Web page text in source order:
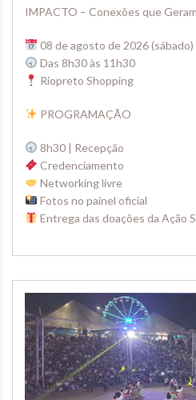
IMPACTO – Conexões que
08 de agosto de 2026 (sábado)
Das 8h30 às 11h30
Riopreto Shopping
PROGRAMAÇÃO
8h30 | Recepção
Credenciamento
Networking livre
Fotos no painel oficial
Entrega das doações da Ação